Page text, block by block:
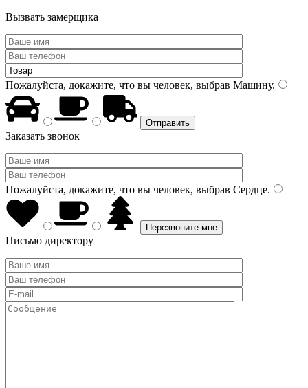
Вызвать замерщика
Пожалуйста, докажите, что вы человек, выбрав Машину.
Заказать звонок
Пожалуйста, докажите, что вы человек, выбрав Сердце.
Письмо директору